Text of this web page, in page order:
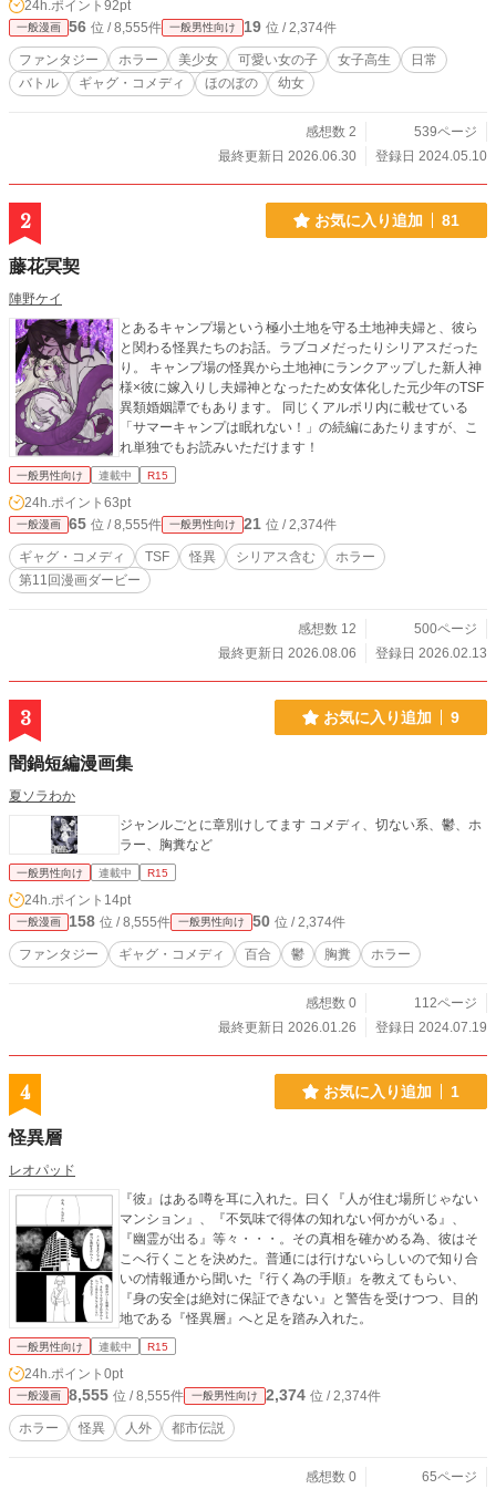
24h.ポイント 92pt
一般漫画 56 位 / 8,555件 一般男性向け 19 位 / 2,374件
ファンタジー ホラー 美少女 可愛い女の子 女子高生
日常
バトル
ギャグ・コメディ ほのぼの 幼女
感想数 2
539ページ
最終更新日 2026.06.30
登録日 2024.05.10
2 お気に入り追加 81
藤花冥契
陣野ケイ
とあるキャンプ場という極小土地を守る土地神夫婦と、彼ら
と関わる怪異たちのお話。ラブコメだったりシリアスだった
り。 キャンプ場の怪異から土地神にランクアップした新人神
様×彼に嫁入りし夫婦神となったため女体化した元少年のTSF
異類婚姻譚でもあります。 同じくアルポリ内に載せている
「サマーキャンプは眠れない！」の続編にあたりますが、こ
れ単独でもお読みいただけます！
一般男性向け 連載中 R15
24h.ポイント 63pt
一般漫画 65 位 / 8,555件 一般男性向け 21 位 / 2,374件
ギャグ・コメディ TSF 怪異 シリアス含む
ホラー
第11回漫画ダービー
感想数 12
500ページ
最終更新日 2026.08.06
登録日 2026.02.13
3 お気に入り追加 9
闇鍋短編漫画集
夏ソラわか
ジャンルごとに章別けしてます コメディ、切ない系、鬱、ホ
ラー、胸糞など
一般男性向け 連載中 R15
24h.ポイント 14pt
一般漫画 158 位 / 8,555件 一般男性向け 50 位 / 2,374件
ファンタジー ギャグ・コメディ 百合 鬱 胸糞 ホラー
感想数 0
112ページ
最終更新日 2026.01.26
登録日 2024.07.19
4 お気に入り追加 1
怪異層
レオパッド
『彼』はある噂を耳に入れた。曰く『人が住む場所じゃない
マンション』、『不気味で得体の知れない何かがいる』、
『幽霊が出る』等々・・・。その真相を確かめる為、彼はそ
こへ行くことを決めた。普通には行けないらしいので知り合
いの情報通から聞いた『行く為の手順』を教えてもらい、
『身の安全は絶対に保証できない』と警告を受けつつ、目的
地である『怪異層』へと足を踏み入れた。
一般男性向け 連載中 R15
24h.ポイント 0pt
一般漫画 8,555 位 / 8,555件 一般男性向け 2,374 位 / 2,374件
ホラー 怪異 人外 都市伝説
感想数 0 65ページ